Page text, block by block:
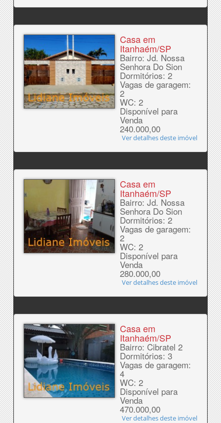
Casa em
Itanhaém/SP
Bairro: Jd. Nossa
Senhora Do Sion
Dormitórios: 2
Vagas de garagem:
2
WC: 2
Disponível para
Venda
240.000,00
Ver detalhes deste imóvel
Casa em
Itanhaém/SP
Bairro: Jd. Nossa
Senhora Do Sion
Dormitórios: 2
Vagas de garagem:
2
WC: 2
Disponível para
Venda
280.000,00
Ver detalhes deste imóvel
Casa em
Itanhaém/SP
Bairro: Cibratel 2
Dormitórios: 3
Vagas de garagem:
4
WC: 2
Disponível para
Venda
470.000,00
Ver detalhes deste imóvel